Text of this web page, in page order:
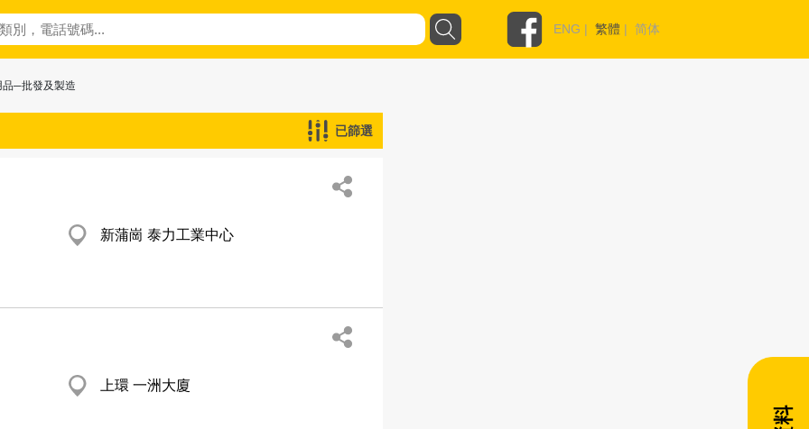
ENG | 繁體 | 简体
品─批發及製造
已篩選
新蒲崗 泰力工業中心
上環 一洲大廈